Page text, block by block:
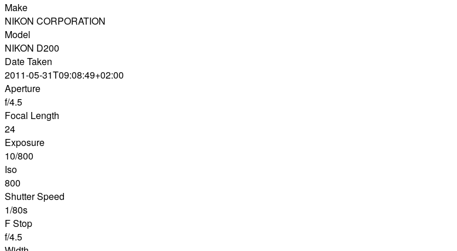
Make
NIKON CORPORATION
Model
NIKON D200
Date Taken
2011-05-31T09:08:49+02:00
Aperture
f/4.5
Focal Length
24
Exposure
10/800
Iso
800
Shutter Speed
1/80s
F Stop
f/4.5